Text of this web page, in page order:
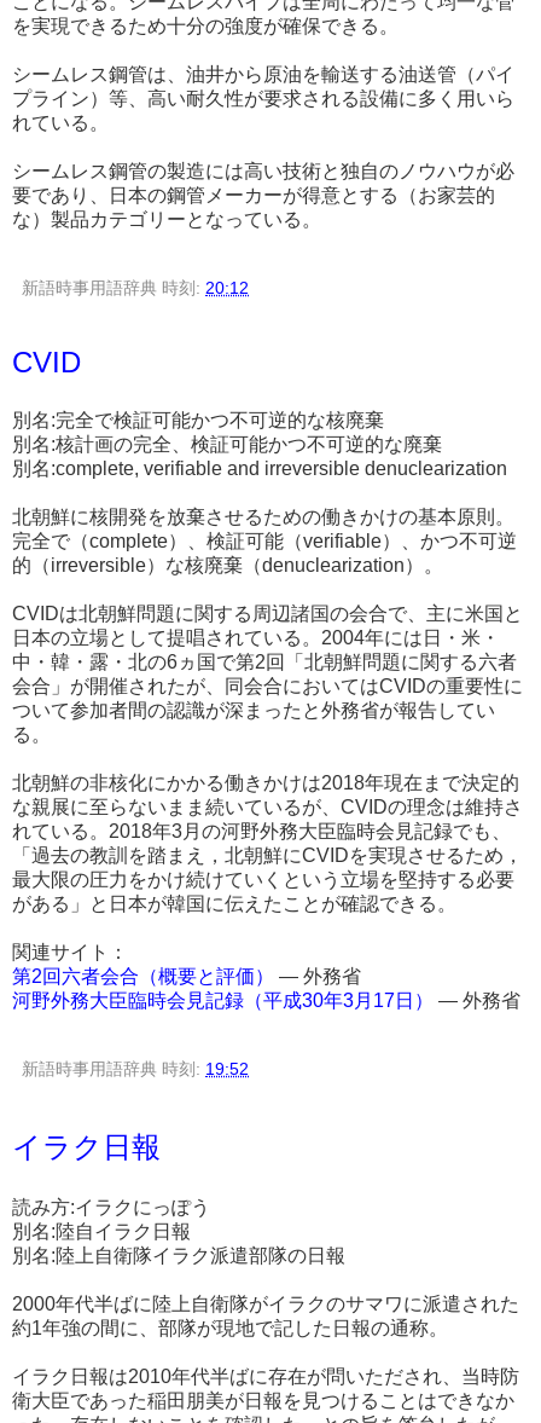
を実現できるため十分の強度が確保できる。
シームレス鋼管は、油井から原油を輸送する油送管（パイ
プライン）等、高い耐久性が要求される設備に多く用いら
れている。
シームレス鋼管の製造には高い技術と独自のノウハウが必
要であり、日本の鋼管メーカーが得意とする（お家芸的
な）製品カテゴリーとなっている。
新語時事用語辞典 時刻: 20:12
CVID
別名:完全で検証可能かつ不可逆的な核廃棄
別名:核計画の完全、検証可能かつ不可逆的な廃棄
別名:complete, verifiable and irreversible denuclearization
北朝鮮に核開発を放棄させるための働きかけの基本原則。
完全で（complete）、検証可能（verifiable）、かつ不可逆
的（irreversible）な核廃棄（denuclearization）。
CVIDは北朝鮮問題に関する周辺諸国の会合で、主に米国と
日本の立場として提唱されている。2004年には日・米・
中・韓・露・北の6ヵ国で第2回「北朝鮮問題に関する六者
会合」が開催されたが、同会合においてはCVIDの重要性に
ついて参加者間の認識が深まったと外務省が報告してい
る。
北朝鮮の非核化にかかる働きかけは2018年現在まで決定的
な親展に至らないまま続いているが、CVIDの理念は維持さ
れている。2018年3月の河野外務大臣臨時会見記録でも、
「過去の教訓を踏まえ，北朝鮮にCVIDを実現させるため，
最大限の圧力をかけ続けていくという立場を堅持する必要
がある」と日本が韓国に伝えたことが確認できる。
関連サイト：
第2回六者会合（概要と評価）
― 外務省
河野外務大臣臨時会見記録（平成30年3月17日）
― 外務省
新語時事用語辞典 時刻: 19:52
イラク日報
読み方:イラクにっぽう
別名:陸自イラク日報
別名:陸上自衛隊イラク派遣部隊の日報
2000年代半ばに陸上自衛隊がイラクのサマワに派遣された
約1年強の間に、部隊が現地で記した日報の通称。
イラク日報は2010年代半ばに存在が問いただされ、当時防
衛大臣であった稲田朋美が日報を見つけることはできなか